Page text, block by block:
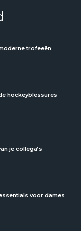
trofeeën
hockeyblessures
je collega’s
voor dames